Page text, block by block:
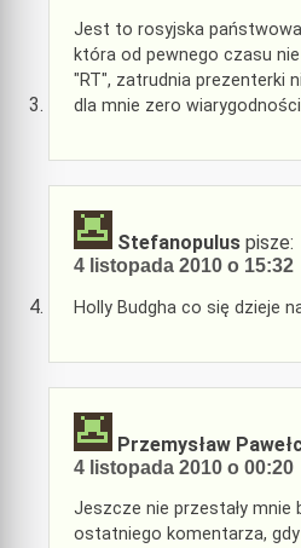
Jest to rosyjska
która od pewnego czasu
"RT", zatrudnia prezenterki
dla mnie zero
Stefanopulus pisze:
4 listopada 2010 o 15:32
Holly Budgha co się dzieje
Przemysław
4 listopada 2010 o 00:20
Jeszcze nie przestały mnie
ostatniego komentarza,